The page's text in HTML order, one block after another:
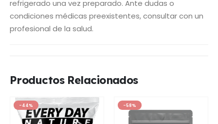
refrigerado una vez preparado. Ante dudas o
condiciones médicas preexistentes, consultar con un
profesional de la salud.
Productos Relacionados
-44% -58%